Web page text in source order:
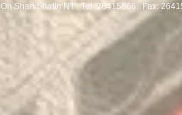
Shan Shatin NT Tel: 26415866 Fax: